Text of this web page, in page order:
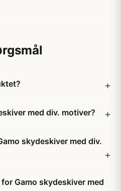
med div. motiver?
skydeskiver med div.
Gamo skydeskiver med